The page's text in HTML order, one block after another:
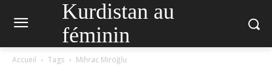
Kurdistan au
féminin
Accueil Tags Mihrac Miroğlu